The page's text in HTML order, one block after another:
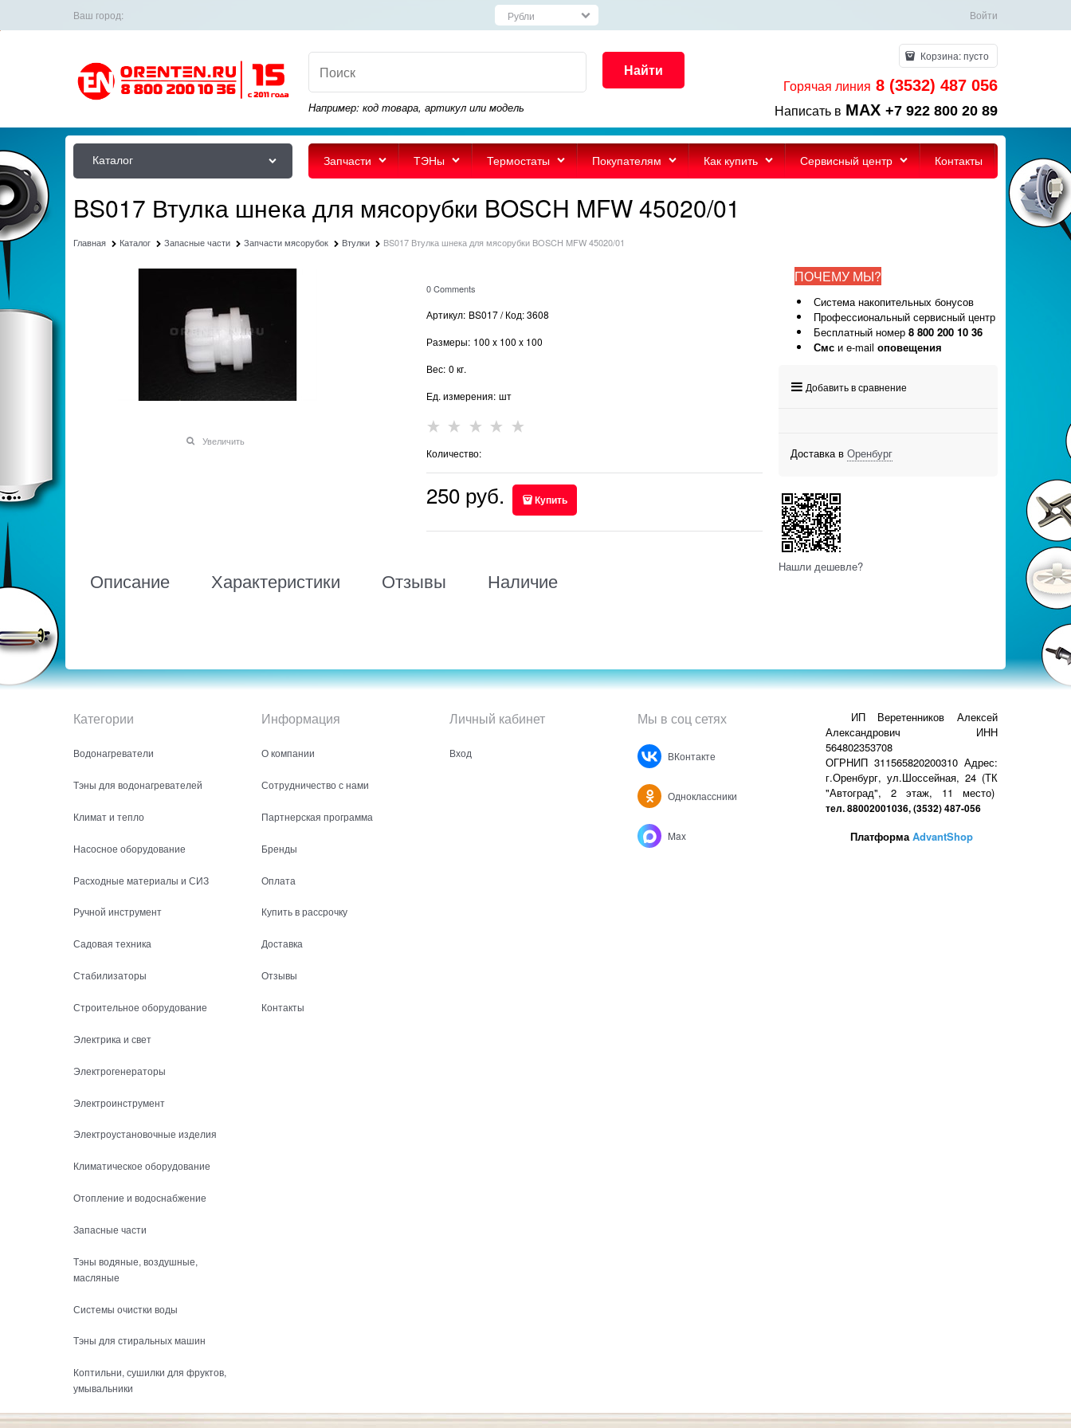
Ваш город: Войти
Найти
Например: код товара, артикул или модель
Корзина:пусто
Горячая линия 8 (3532) 487 056
Написать в MAX +7 922 800 20 89
Каталог Запчасти ТЭНы Термостаты Покупателям Как купить Сервисный центр Контакты
BS017 Втулка шнека для мясорубки BOSCH MFW 45020/01
Главная Каталог Запасные части Запчасти мясорубок Втулки BS017 Втулка шнека для мясорубки BOSCH MFW 45020/01
Увеличить
0 Comments
Артикул: BS017 / Код: 3608
Размеры: 100 x 100 x 100
Вес: 0 кг.
Ед. измерения: шт
Количество:
250 руб. Купить
Описание Характеристики Отзывы Наличие
ПОЧЕМУ МЫ?
Система накопительных бонусов
Профессиональный сервисный центр
Бесплатный номер 8 800 200 10 36
Смс и e-mail оповещения
Добавить в сравнение
Доставка в Оренбург
Нашли дешевле?
Категории
Водонагреватели
Тэны для водонагревателей
Климат и тепло
Насосное оборудование
Расходные материалы и СИЗ
Ручной инструмент
Садовая техника
Стабилизаторы
Строительное оборудование
Электрика и свет
Электрогенераторы
Электроинструмент
Электроустановочные изделия
Климатическое оборудование
Отопление и водоснабжение
Запасные части
Тэны водяные, воздушные,
масляные
Системы очистки воды
Тэны для стиральных машин
Коптильни, сушилки для фруктов,
умывальники
Информация
О компании
Сотрудничество с нами
Партнерская программа
Бренды
Оплата
Купить в рассрочку
Доставка
Отзывы
Контакты
Личный кабинет
Вход
Мы в соц сетях
ВКонтакте
Одноклассники
Max
ИП Веретенников Алексей
Александрович ИНН
564802353708
ОГРНИП 311565820200310 Адрес:
г.Оренбург, ул.Шоссейная, 24 (ТК
"Автоград", 2 этаж, 11 место)
тел. 88002001036, (3532) 487-056
ПлатформаAdvantShop